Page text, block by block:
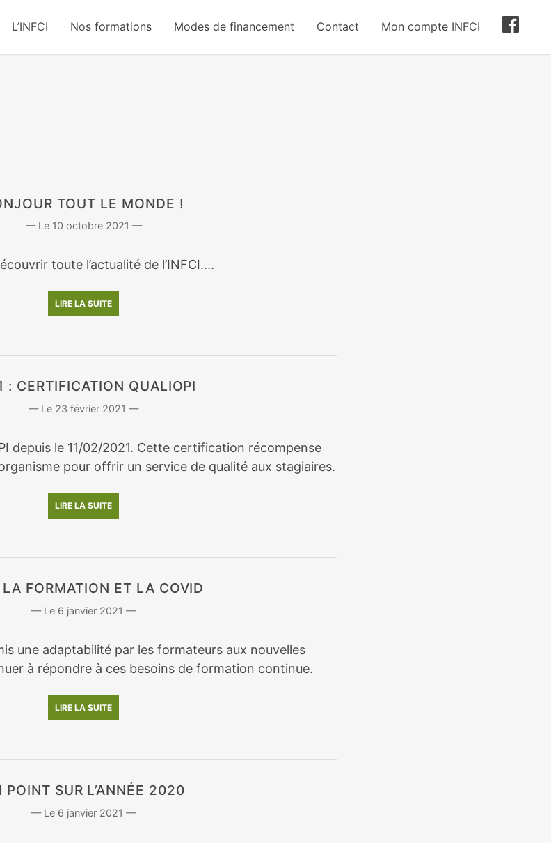
L’INFCI Nos formations Modes de financement Contact Mon compte INFCI
TOUT LE MONDE !
10 octobre 2021
toute l’actualité de l’INFCI....
LIRE LA SUITE
: CERTIFICATION QUALIOPI
23 février 2021
depuis le 11/02/2021. Cette certification récompense
pour offrir un service de qualité aux stagiaires.
LIRE LA SUITE
FORMATION ET LA COVID
6 janvier 2021
une adaptabilité par les formateurs aux nouvelles
à répondre à ces besoins de formation continue.
LIRE LA SUITE
POINT SUR L’ANNÉE 2020
6 janvier 2021